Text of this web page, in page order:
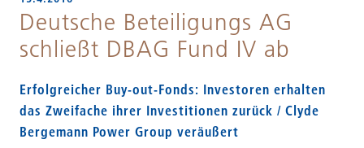
Deutsche Beteiligungs AG
schließt DBAG Fund IV ab
Erfolgreicher Buy-out-Fonds: Investoren erhalten
das Zweifache ihrer Investitionen zurück / Clyde
Bergemann Power Group veräußert